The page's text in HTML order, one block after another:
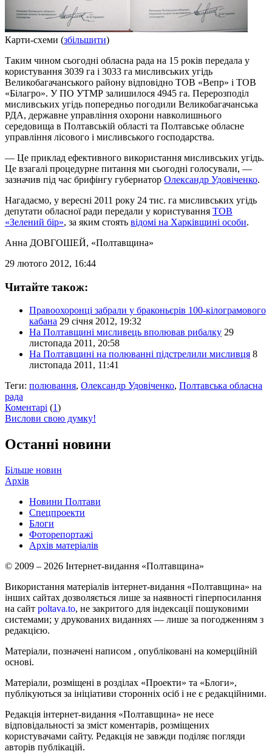
Карти-схеми (збільшити)
Таким чином сьогодні обласна рада на 15 років передала у
користування 3039 га і 3033 га мисливських угідь
Великобагачанського району відповідно ТОВ «Вепр» і ТОВ
«Білагро». У ПО УТМР залишилося 4945 га. Перерозподіл
мисливських угідь попередньо погодили Великобагачанська
РДА, державне управління охорони навколишнього
середовища в Полтавській області та Полтавське обласне
управління лісового і мисливського господарства.
— Це приклад ефективного використання мисливських угідь.
Це взагалі процедурне питання ми сьогодні голосували, —
зазначив під час брифінгу губернатор Олександр Удовіченко.
Нагадаємо, у вересні 2011 року 24 тис. га мисливських угідь
депутати обласної ради передали у користування ТОВ
«Зелений бір», за яким стоять відомі на Харківщині особи.
Анна ДОВГОШЕЙ, «Полтавщина»
29 лютого 2012, 16:44
Читайте також:
Правоохоронці забрали у браконьєрів 100-кілограмового
кабана 29 січня 2012, 19:32
На Полтавщині мисливець вполював рибалку 29
листопада 2011, 20:58
На Полтавщині на полюванні підстрелили мисливця 8
листопада 2011, 11:41
Теги: полювання, Олександр Удовіченко, Полтавська обласна
рада
Коментарі (1)
Вислови свою думку!
Останні новини
Більше новин
Архів
Новини Полтави
Спецпроекти
Блоги
Фоторепортажі
Архів матеріалів
© 2009 – 2026 Інтернет-видання «Полтавщина»
Використання матеріалів інтернет-видання «Полтавщина» на
інших сайтах дозволяється лише за наявності гіперпосилання
на сайт poltava.to, не закритого для індексації пошуковими
системами; у друкованих виданнях — лише за погодженням з
редакцією.
Матеріали, позначені написом , опубліковані на комерційній
основі.
Матеріали, розміщені в розділах «Проекти» та «Блоги»,
публікуються за ініціативи сторонніх осіб і не є редакційними.
Редакція інтернет-видання «Полтавщина» не несе
відповідальності за зміст коментарів, розміщених
користувачами сайту. Редакція не завжди поділяє погляди
авторів публікацій.